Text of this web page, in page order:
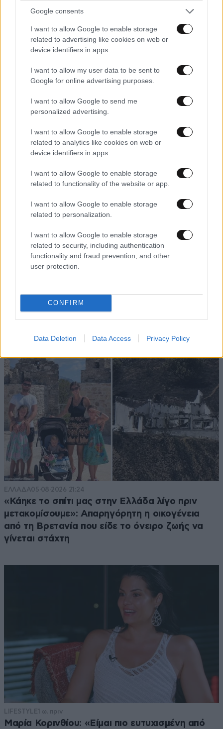
Google consents
I want to allow Google to enable storage
related to advertising like cookies on web or
device identifiers in apps.
I want to allow my user data to be sent to
Google for online advertising purposes.
I want to allow Google to send me
personalized advertising.
I want to allow Google to enable storage
related to analytics like cookies on web or
device identifiers in apps.
I want to allow Google to enable storage
related to functionality of the website or app.
I want to allow Google to enable storage
related to personalization.
I want to allow Google to enable storage
related to security, including authentication
functionality and fraud prevention, and other
user protection.
CONFIRM
Data Deletion Data Access Privacy Policy
ΕΛΛΑΔΑ05·08·2026 21:24
«Κάηκε το σπίτι μας στην Ελλάδα λίγο πριν
μετακομίσουμε»: Απαρηγόρητη η οικογένεια
από τη Βρετανία που είδε το όνειρο ζωής να
γίνεται στάχτη
LIFESTYLE1 ω. πριν
Μαρία Κορινθίου: «Είμαι πιο ευτυχισμένη από